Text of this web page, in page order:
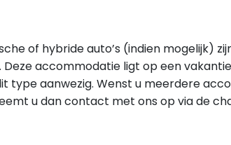
of hybride auto’s (indien mogelijk)
accommodatie ligt op een
type aanwezig. Wenst u meerdere
u dan contact met ons op via de